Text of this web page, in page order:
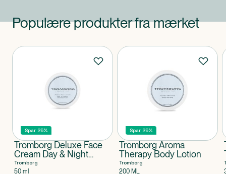
Populære produkter fra mærket
Produkter
Spar 25%
Tromborg Deluxe Face
Cream Day & Night
Moisturizer
Tromborg
50 ml
Spar 25%
Tromborg Aroma
Therapy Body Lotion
Tromborg
200 ML